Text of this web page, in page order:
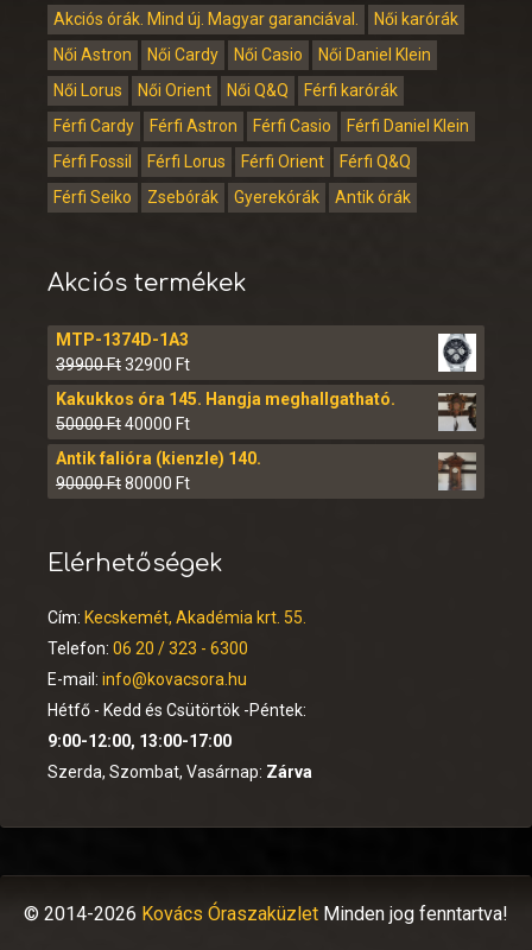
Akciós órák. Mind új. Magyar garanciával.
Női karórák
Női Astron
Női Cardy Női Casio
Női Daniel Klein
Női Lorus
Női Orient Női Q&Q
Férfi karórák
Férfi Cardy
Férfi Astron Férfi Casio
Férfi Daniel Klein
Férfi Fossil
Férfi Lorus Férfi Orient
Férfi Q&Q
Férfi Seiko
Zsebórák Gyerekórák Antik órák
Akciós termékek
MTP-1374D-1A3
39900Ft32900 Ft
Kakukkos óra 145. Hangja meghallgatható.
50000Ft40000 Ft
Antik falióra (kienzle) 140.
90000Ft80000 Ft
Elérhetőségek
Cím: Kecskemét, Akadémia krt. 55.
Telefon: 06 20 / 323 - 6300
E-mail: info@kovacsora.hu
Hétfő - Kedd és Csütörtök -Péntek:
9:00-12:00, 13:00-17:00
Szerda, Szombat, Vasárnap: Zárva
© 2014-2026 Kovács Óraszaküzlet Minden jog fenntartva!